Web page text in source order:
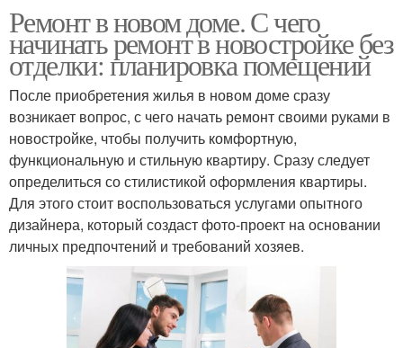
Ремонт в новом доме. С чего
начинать ремонт в новостройке без
отделки: планировка помещений
После приобретения жилья в новом доме сразу
возникает вопрос, с чего начать ремонт своими руками в
новостройке, чтобы получить комфортную,
функциональную и стильную квартиру. Сразу следует
определиться со стилистикой оформления квартиры.
Для этого стоит воспользоваться услугами опытного
дизайнера, который создаст фото-проект на основании
личных предпочтений и требований хозяев.